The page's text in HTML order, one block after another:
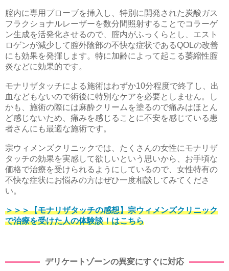
腟内に専用プローブを挿入し、特別に開発された炭酸ガス
フラクショナルレーザーを数分間照射することでコラーゲ
ン生成を活発化させるので、腟内がふっくらとし、エスト
ロゲンが減少して腟外陰部の不快な症状であるQOLの改善
にも効果を発揮します。特に加齢によって起こる萎縮性腟
炎などに効果的です。
モナリザタッチによる施術はわずか10分程度で終了し、出
血などもないので術後に特別なケアを必要としません。し
かも、施術の際には麻酔クリームを塗るので痛みはほとん
ど感じないため、痛みを感じることに不安を感じている患
者さんにも最適な施術です。
宗ウィメンズクリニックでは、たくさんの女性にモナリザ
タッチの効果を実感して欲しいという思いから、お手頃な
価格で治療を受けられるようにしているので、女性特有の
不快な症状にお悩みの方はぜひ一度相談してみてくださ
い。
＞＞＞【モナリザタッチの感想】宗ウィメンズクリニック
で治療を受けた人の体験談！はこちら
デリケートゾーンの異変にすぐに対応